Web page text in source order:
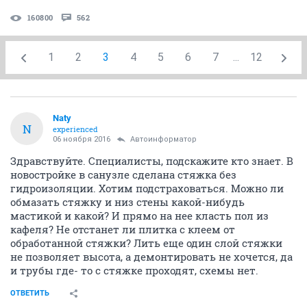
160800 562
1 2 3 4 5 6 7 ... 12
N
Naty
experienced
06 ноября 2016 Автоинформатор
Здравствуйте. Специалисты, подскажите кто знает. В
новостройке в санузле сделана стяжка без
гидроизоляции. Хотим подстраховаться. Можно ли
обмазать стяжку и низ стены какой-нибудь
мастикой и какой? И прямо на нее класть пол из
кафеля? Не отстанет ли плитка с клеем от
обработанной стяжки? Лить еще один слой стяжки
не позволяет высота, а демонтировать не хочется, да
и трубы где- то с стяжке проходят, схемы нет.
ОТВЕТИТЬ